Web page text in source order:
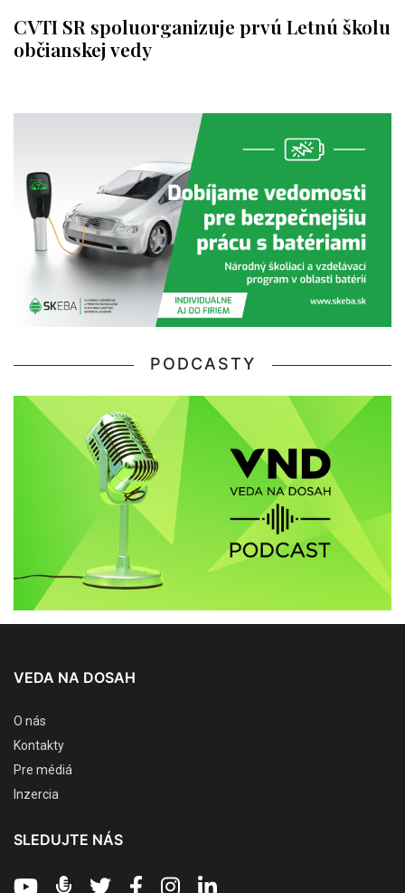
CVTI SR spoluorganizuje prvú Letnú školu
občianskej vedy
PODCASTY
VEDA NA DOSAH
O nás
Kontakty
Pre médiá
Inzercia
SLEDUJTE NÁS